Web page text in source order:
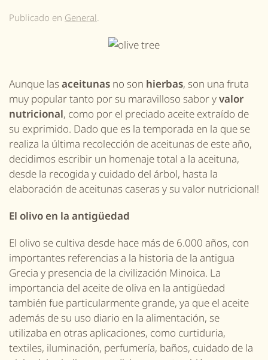
Publicado en General.
Aunque lasaceitunas no son hierbas, son una fruta
muy popular tanto por su maravilloso sabor yvalor
nutricional, como por el preciado aceite extraído de
su exprimido. Dado que es la temporada en la que se
realiza la última recolección de aceitunas de este año,
decidimos escribir un homenaje total a la aceituna,
desde la recogida y cuidado del árbol, hasta la
elaboración de aceitunas caseras y su valor nutricional!
El olivo en la antigüedad
El olivo se cultiva desde hace más de 6.000 años, con
importantes referencias a la historia de la antigua
Grecia y presencia de la civilización Minoica. La
importancia del aceite de oliva en la antigüedad
también fue particularmente grande, ya que el aceite
además de su uso diario en la alimentación, se
utilizaba en otras aplicaciones, como curtiduria,
textiles, iluminación, perfumería, baños, cuidado de la